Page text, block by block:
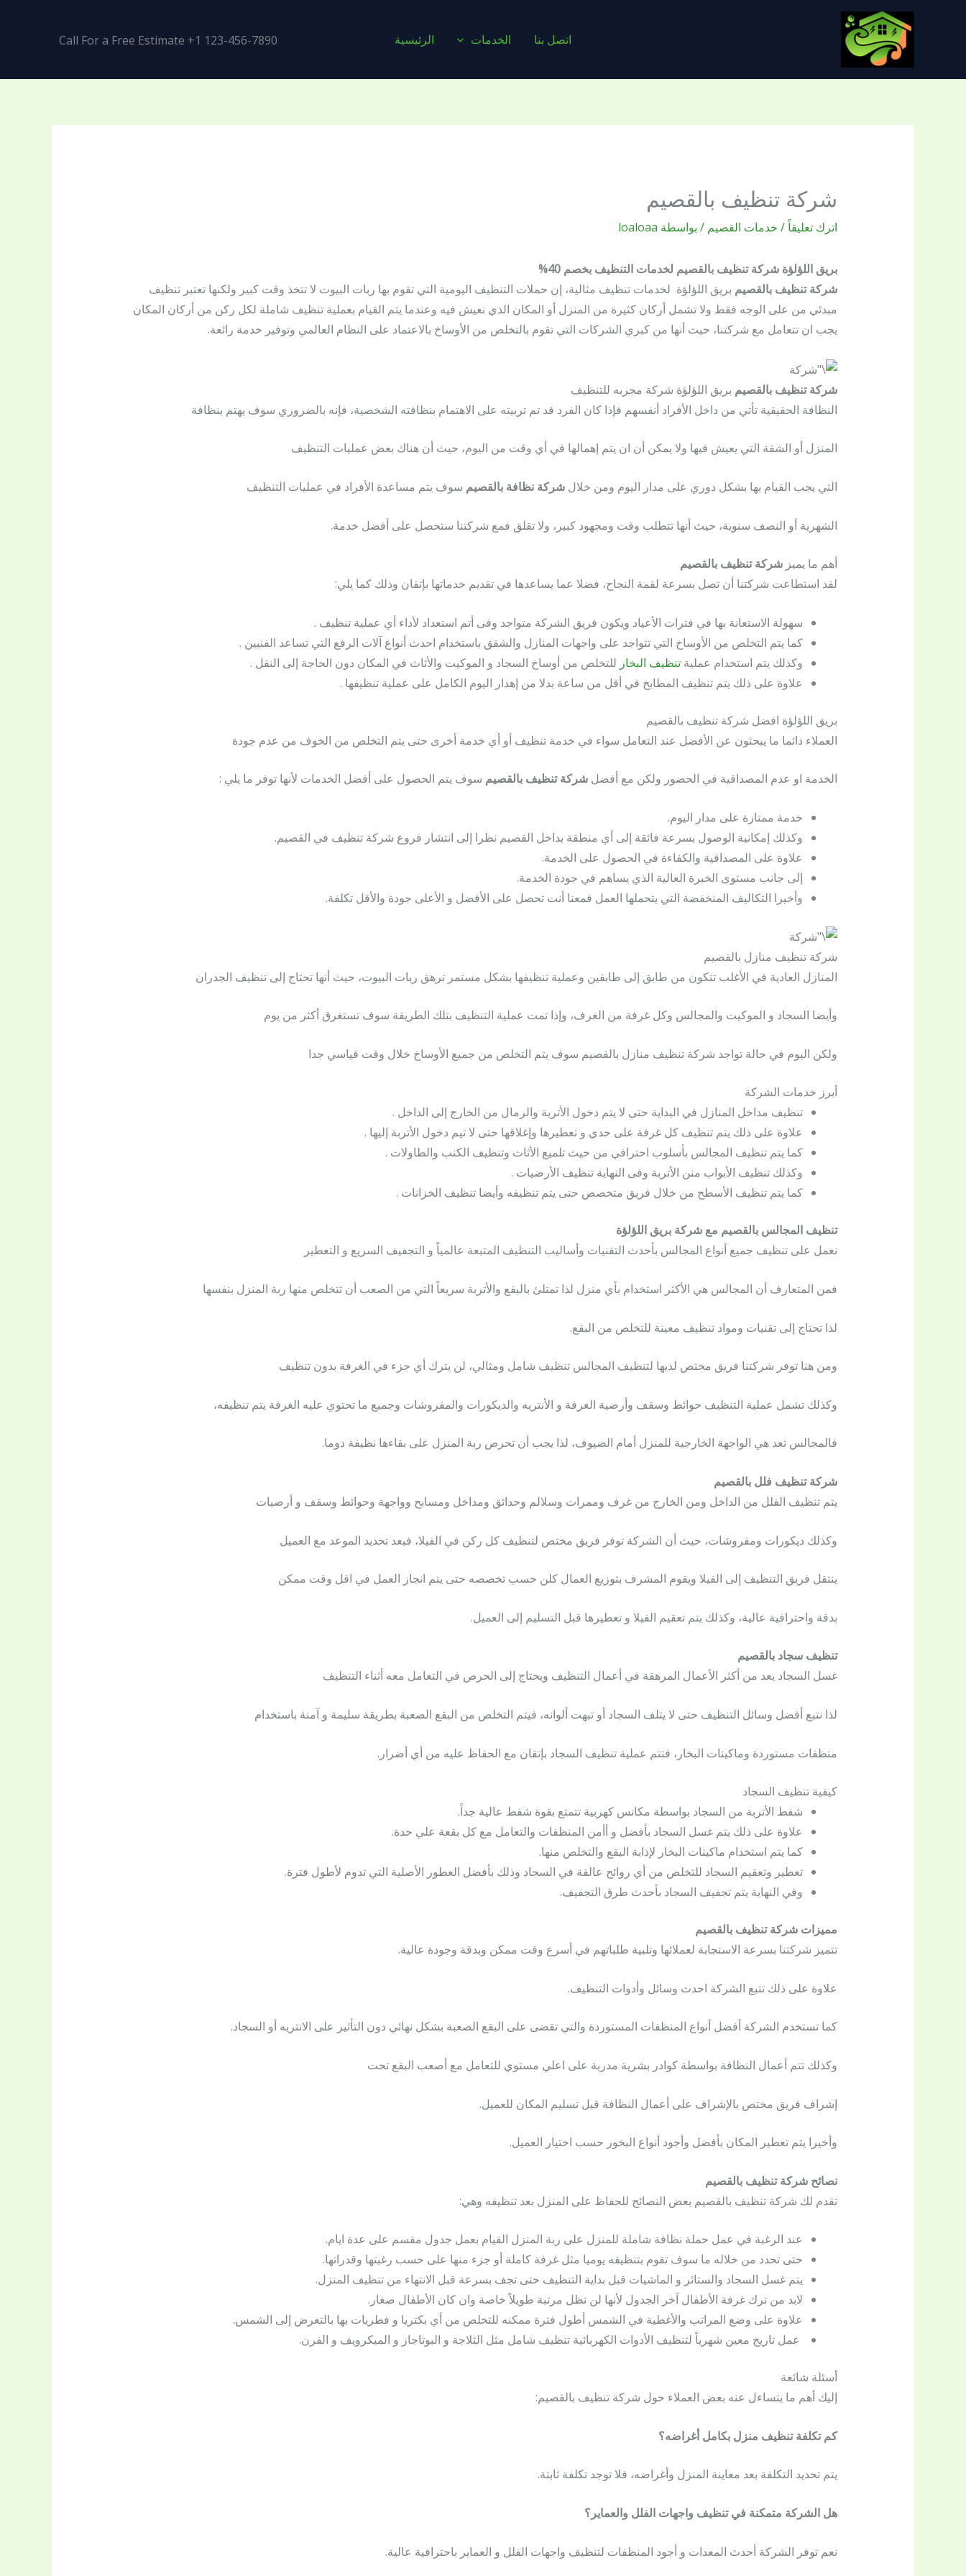
اتصل بنا الخدمات الرئيسية Call For a Free Estimate +1 123-456-7890
شركة تنظيف بالقصيم
اترك تعليقاً/ خدمات القصيم / بواسطة loaloaa
بريق اللؤلؤة شركة تنظيف بالقصيم لخدمات التنظيف بخصم 40%
شركة تنظيف بالقصيم بريق اللؤلؤة لخدمات تنظيف مثالية، إن حملات التنظيف اليومية التي تقوم بها ربات البيوت لا تتخذ وقت كبير ولكنها تعتبر تنظيف
مبدئي من على الوجه فقط ولا تشمل أركان كثيرة من المنزل أو المكان الذي نعيش فيه وعندما يتم القيام بعملية تنظيف شاملة لكل ركن من أركان المكان
يجب ان تتعامل مع شركتنا، حيث أنها من كبري الشركات التي تقوم بالتخلص من الأوساخ بالاعتماد على النظام العالمي وتوفير خدمة رائعة.
شركة تنظيف بالقصيم بريق اللؤلؤة شركة مجربه للتنظيف
النظافة الحقيقية تأتي من داخل الأفراد أنفسهم فإذا كان الفرد قد تم تربيته على الاهتمام بنظافته الشخصية، فإنه بالضروري سوف يهتم بنظافة
المنزل أو الشقة التي يعيش فيها ولا يمكن أن ان يتم إهمالها في أي وقت من اليوم، حيث أن هناك بعض عمليات التنظيف
التي يجب القيام بها بشكل دوري على مدار اليوم ومن خلال شركة نظافة بالقصيم سوف يتم مساعدة الأفراد في عمليات التنظيف
الشهرية أو النصف سنوية، حيث أنها تتطلب وقت ومجهود كبير، ولا تقلق فمع شركتنا ستحصل على أفضل خدمة.
أهم ما يميز شركة تنظيف بالقصيم
لقد استطاعت شركتنا أن تصل بسرعة لقمة النجاح، فضلا عما يساعدها في تقديم خدماتها بإتقان وذلك كما يلي:
سهولة الاستعانة بها في فترات الأعياد ويكون فريق الشركة متواجد وفى أتم استعداد لأداء أي عملية تنظيف .
كما يتم التخلص من الأوساخ التي تتواجد على واجهات المنازل والشقق باستخدام احدث أنواع آلات الرفع التي تساعد الفنيين .
وكذلك يتم استخدام عملية تنظيف البخار للتخلص من أوساخ السجاد و الموكيت والأثاث في المكان دون الحاجة إلى النقل .
علاوة على ذلك يتم تنظيف المطابخ في أقل من ساعة بدلا من إهدار اليوم الكامل على عملية تنظيفها .
بريق اللؤلؤة افضل شركة تنظيف بالقصيم
العملاء دائما ما يبحثون عن الأفضل عند التعامل سواء في خدمة تنظيف أو أي خدمة أخرى حتى يتم التخلص من الخوف من عدم جودة
الخدمة او عدم المصداقية في الحضور ولكن مع أفضل شركة تنظيف بالقصيم سوف يتم الحصول على أفضل الخدمات لأنها توفر ما يلي :
خدمة ممتازة على مدار اليوم.
وكذلك إمكانية الوصول بسرعة فائقة إلى أي منطقة بداخل القصيم نظرا إلى انتشار فروع شركة تنظيف في القصيم.
علاوة على المصداقية والكفاءة في الحصول على الخدمة.
إلى جانب مستوى الخبرة العالية الذي يساهم في جودة الخدمة.
وأخيرا التكاليف المنخفضة التي يتحملها العمل فمعنا أنت تحصل على الأفضل و الأعلى جودة والأقل تكلفة.
شركة تنظيف منازل بالقصيم
المنازل العادية في الأغلب تتكون من طابق إلى طابقين وعملية تنظيفها بشكل مستمر ترهق ربات البيوت، حيث أنها تحتاج إلى تنظيف الجدران
وأيضا السجاد و الموكيت والمجالس وكل غرفة من الغرف، وإذا تمت عملية التنظيف بتلك الطريقة سوف تستغرق أكثر من يوم
ولكن اليوم في حالة تواجد شركة تنظيف منازل بالقصيم سوف يتم التخلص من جميع الأوساخ خلال وقت قياسي جدا
أبرز خدمات الشركة
تنظيف مداخل المنازل في البداية حتى لا يتم دخول الأتربة والرمال من الخارج إلى الداخل .
علاوة على ذلك يتم تنظيف كل غرفة على حدي و تعطيرها وإغلاقها حتى لا تيم دخول الأتربة إليها .
كما يتم تنظيف المجالس بأسلوب احترافي من حيث تلميع الأثاث وتنظيف الكنب والطاولات .
وكذلك تنظيف الأبواب منن الأتربة وفى النهاية تنظيف الأرضيات .
كما يتم تنظيف الأسطح من خلال فريق متخصص حتى يتم تنظيفه وأيضا تنظيف الخزانات .
تنظيف المجالس بالقصيم مع شركة بريق اللؤلؤة
نعمل على تنظيف جميع أنواع المجالس بأحدث التقنيات وأساليب التنظيف المتبعة عالمياً و التجفيف السريع و التعطير
فمن المتعارف أن المجالس هي الأكثر استخدام بأي منزل لذا تمتلئ بالبقع والأتربة سريعاً التي من الصعب أن تتخلص منها ربة المنزل بنفسها
لذا تحتاج إلى تقنيات ومواد تنظيف معينة للتخلص من البقع.
ومن هنا توفر شركتنا فريق مختص لديها لتنظيف المجالس تنظيف شامل ومثالي، لن يترك أي جزء في الغرفة بدون تنظيف
وكذلك تشمل عملية التنظيف حوائط وسقف وأرضية الغرفة و الأنتريه والديكورات والمفروشات وجميع ما تحتوي عليه الغرفة يتم تنظيفه،
فالمجالس تعد هي الواجهة الخارجية للمنزل أمام الضيوف، لذا يجب أن تحرص ربة المنزل على بقاءها نظيفة دوما.
شركة تنظيف فلل بالقصيم
يتم تنظيف الفلل من الداخل ومن الخارج من غرف وممرات وسلالم وحدائق ومداخل ومسابح وواجهة وحوائط وسقف و أرضيات
وكذلك ديكورات ومفروشات، حيث أن الشركة توفر فريق مختص لتنظيف كل ركن في الفيلا، فبعد تحديد الموعد مع العميل
ينتقل فريق التنظيف إلى الفيلا ويقوم المشرف بتوزيع العمال كلن حسب تخصصه حتى يتم انجاز العمل في اقل وقت ممكن
بدقة واحترافية عالية، وكذلك يتم تعقيم الفيلا و تعطيرها قبل التسليم إلى العميل.
تنظيف سجاد بالقصيم
غسل السجاد يعد من أكثر الأعمال المرهقة في أعمال التنظيف ويحتاج إلى الحرص في التعامل معه أثناء التنظيف
لذا نتبع أفضل وسائل التنظيف حتى لا يتلف السجاد أو تبهت ألوانه، فيتم التخلص من البقع الصعبة بطريقة سليمة و آمنة باستخدام
منظفات مستوردة وماكينات البخار، فتتم عملية تنظيف السجاد بإتقان مع الحفاظ عليه من أي أضرار.
كيفية تنظيف السجاد
شفط الأتربة من السجاد بواسطة مكانس كهربية تتمتع بقوة شفط عالية جداً.
علاوة على ذلك يتم غسل السجاد بأفضل و أأمن المنظفات والتعامل مع كل بقعة علي حدة.
كما يتم استخدام ماكينات البخار لإذابة البقع والتخلص منها.
تعطير وتعقيم السجاد للتخلص من أي روائح عالقة في السجاد وذلك بأفضل العطور الأصلية التي تدوم لأطول فترة.
وفي النهاية يتم تجفيف السجاد بأحدث طرق التجفيف.
مميزات شركة تنظيف بالقصيم
تتميز شركتنا بسرعة الاستجابة لعملائها وتلبية طلباتهم في أسرع وقت ممكن وبدقة وجودة عالية.
علاوة على ذلك تتبع الشركة احدث وسائل وأدوات التنظيف.
كما تستخدم الشركة أفضل أنواع المنظفات المستوردة والتي تقضى على البقع الصعبة بشكل نهائي دون التأثير على الانتريه أو السجاد.
وكذلك تتم أعمال النظافة بواسطة كوادر بشرية مدربة على اعلي مستوي للتعامل مع أصعب البقع تحت
إشراف فريق مختص بالإشراف على أعمال النظافة قبل تسليم المكان للعميل.
وأخيرا يتم تعطير المكان بأفضل وأجود أنواع البخور حسب اختيار العميل.
نصائح شركة تنظيف بالقصيم
تقدم لك شركة تنظيف بالقصيم بعض النصائح للحفاظ على المنزل بعد تنظيفه وهي:
عند الرغبة في عمل حملة نظافة شاملة للمنزل على ربة المنزل القيام بعمل جدول مقسم على عدة ايام.
حتى تحدد من خلاله ما سوف تقوم بتنظيفه يوميا مثل غرفة كاملة أو جزء منها على حسب رغبتها وقدراتها.
يتم غسل السجاد والستائر و الماشيات قبل بداية التنظيف حتى تجف بسرعة قبل الانتهاء من تنظيف المنزل.
لابد من ترك غرفة الأطفال آخر الجدول لأنها لن تظل مرتبة طويلاً خاصة وان كان الأطفال صغار.
علاوة على وضع المراتب والأغطية في الشمس أطول فترة ممكنه للتخلص من أي بكتريا و فطريات بها بالتعرض إلى الشمس.
عمل تاريخ معين شهرياً لتنظيف الأدوات الكهربائية تنظيف شامل مثل الثلاجة و البوتاجاز و الميكرويف و الفرن.
أسئلة شائعة
إليك أهم ما يتساءل عنه بعض العملاء حول شركة تنظيف بالقصيم:
كم تكلفة تنظيف منزل بكامل أغراضه؟
يتم تحديد التكلفة بعد معاينة المنزل وأغراضه، فلا توجد تكلفة ثابتة.
هل الشركة متمكنة في تنظيف واجهات الفلل والعماير؟
نعم توفر الشركة أحدث المعدات و أجود المنظفات لتنظيف واجهات الفلل و العماير باحترافية عالية.